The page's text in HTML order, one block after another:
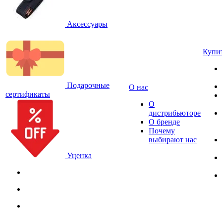
Аксессуары
Подарочные
сертификаты
Уценка
О нас
О
дистрибьюторе
О бренде
Почему
выбирают нас